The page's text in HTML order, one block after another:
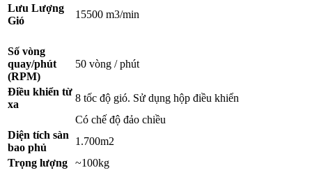
Lưu Lượng
Gió
15500 m3/min
Số vòng
quay/phút
(RPM)
50 vòng / phút
Điều khiển từ
xa
8 tốc độ gió. Sử dụng hộp điều khiển
Có chế độ đảo chiều
Diện tích sàn
bao phủ
1.700m2
Trọng lượng
~100kg